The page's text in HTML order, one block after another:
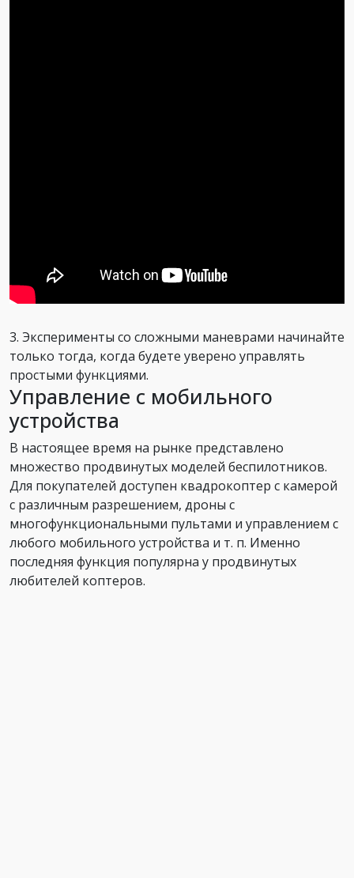
3. Эксперименты со сложными маневрами начинайте
только тогда, когда будете уверено управлять
простыми функциями.
Управление с мобильного
устройства
В настоящее время на рынке представлено
множество продвинутых моделей беспилотников.
Для покупателей доступен квадрокоптер с камерой
с различным разрешением, дроны с
многофункциональными пультами и управлением с
любого мобильного устройства и т. п. Именно
последняя функция популярна у продвинутых
любителей коптеров.